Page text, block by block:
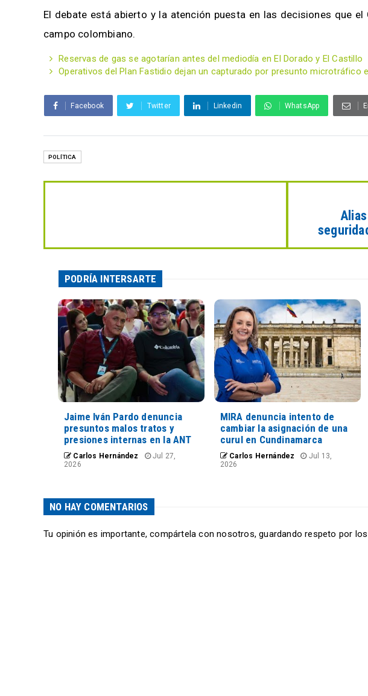
El debate está abierto y la atención puesta en las decisiones que
campo colombiano.
Reservas de gas se agotarían antes del mediodía en El Dorado y El Castillo
Operativos del Plan Fastidio dejan un capturado por presunto microtráfico
Facebook Twitter Linkedin WhatsApp
POLÍTICA
PODRÍA INTERSARTE
Jaime Iván Pardo denuncia
presuntos malos tratos y
presiones internas en la ANT
Carlos Hernández
Jul 27,
2026
MIRA denuncia intento de
cambiar la asignación de una
curul en Cundinamarca
Carlos Hernández
Jul 13,
2026
NO HAY COMENTARIOS
Tu opinión es importante, compártela con nosotros, guardando respeto por